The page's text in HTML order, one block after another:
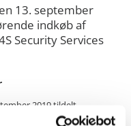
13. september
indkøb af
Security Services
2019 tildelt
hos kontrolcentral til G4S